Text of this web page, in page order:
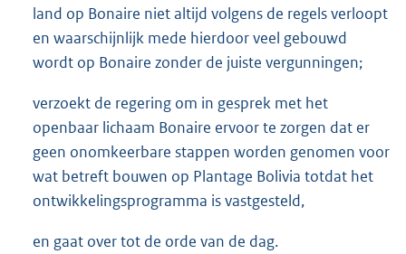
land op Bonaire niet altijd volgens de regels verloopt
en waarschijnlijk mede hierdoor veel gebouwd
wordt op Bonaire zonder de juiste vergunningen;
verzoekt de regering om in gesprek met het
openbaar lichaam Bonaire ervoor te zorgen dat er
geen onomkeerbare stappen worden genomen voor
wat betreft bouwen op Plantage Bolivia totdat het
ontwikkelingsprogramma is vastgesteld,
en gaat over tot de orde van de dag.